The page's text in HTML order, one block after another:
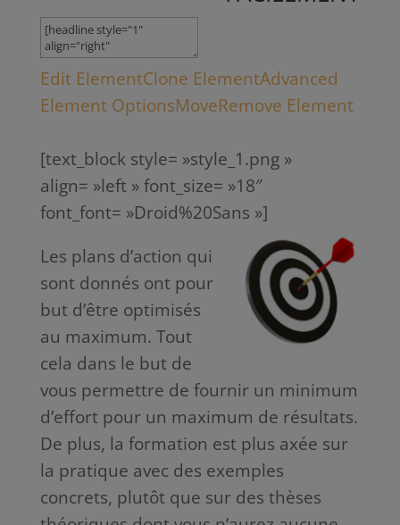
Edit ElementClone ElementAdvanced
Element OptionsMoveRemove Element
[text_block style= »style_1.png »
align= »left » font_size= »18″
font_font= »Droid%20Sans »]
Les plans d’action qui
sont donnés ont pour
but d’être optimisés
au maximum. Tout
cela dans le but de
vous permettre de fournir un minimum
d’effort pour un maximum de résultats.
De plus, la formation est plus axée sur
la pratique avec des exemples
concrets, plutôt que sur des thèses